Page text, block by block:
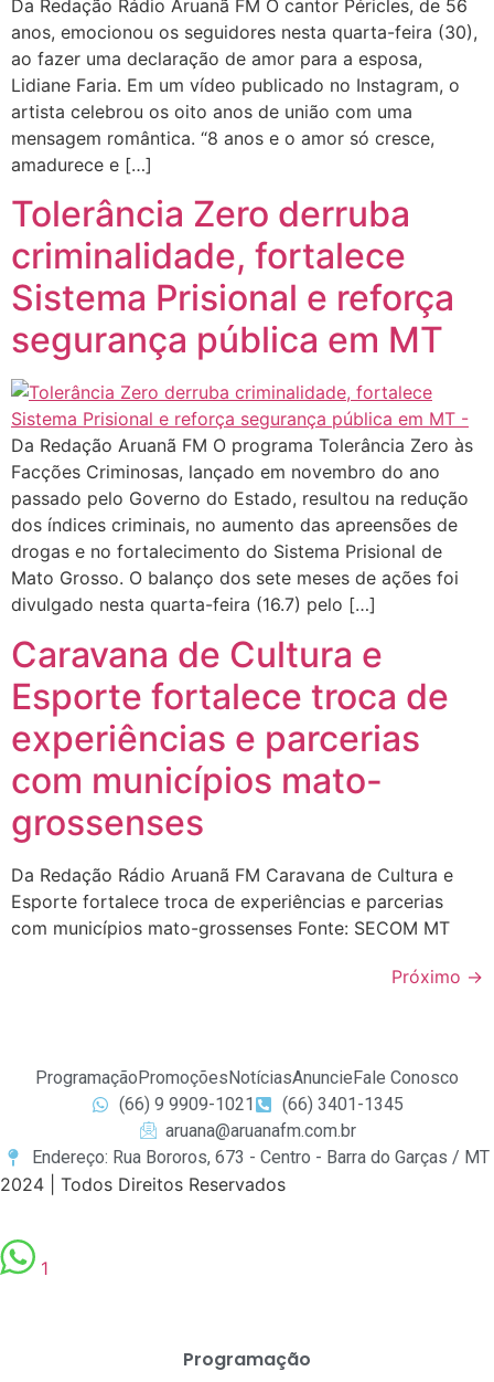
Da Redação Rádio Aruanã FM O cantor Péricles, de 56
anos, emocionou os seguidores nesta quarta-feira (30),
ao fazer uma declaração de amor para a esposa,
Lidiane Faria. Em um vídeo publicado no Instagram, o
artista celebrou os oito anos de união com uma
mensagem romântica. “8 anos e o amor só cresce,
amadurece e […]
Tolerância Zero derruba
criminalidade, fortalece
Sistema Prisional e reforça
segurança pública em MT
Da Redação Aruanã FM O programa Tolerância Zero às
Facções Criminosas, lançado em novembro do ano
passado pelo Governo do Estado, resultou na redução
dos índices criminais, no aumento das apreensões de
drogas e no fortalecimento do Sistema Prisional de
Mato Grosso. O balanço dos sete meses de ações foi
divulgado nesta quarta-feira (16.7) pelo […]
Caravana de Cultura e
Esporte fortalece troca de
experiências e parcerias
com municípios mato-
grossenses
Da Redação Rádio Aruanã FM Caravana de Cultura e
Esporte fortalece troca de experiências e parcerias
com municípios mato-grossenses Fonte: SECOM MT
Próximo →
ProgramaçãoPromoçõesNotíciasAnuncieFale Conosco
(66) 9 9909-1021
(66) 3401-1345
aruana@aruanafm.com.br
Endereço: Rua Bororos, 673 - Centro - Barra do Garças / MT
2024 | Todos Direitos Reservados
1
Programação